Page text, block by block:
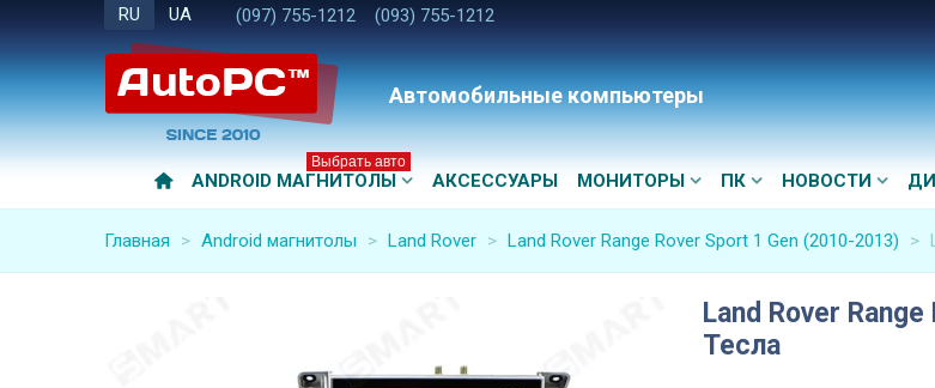
RU UA (097) 755-1212 (093) 755-1212
Автомобильные компьютеры
ANDROID МАГНИТОЛЫ
Выбрать авто
АКСЕССУАРЫ МОНИТОРЫ ПК НОВОСТИ
Главная > Android магнитолы > Land Rover > Land Rover Range Rover Sport 1 Gen (2010-2013) >
Land Rover
Тесла